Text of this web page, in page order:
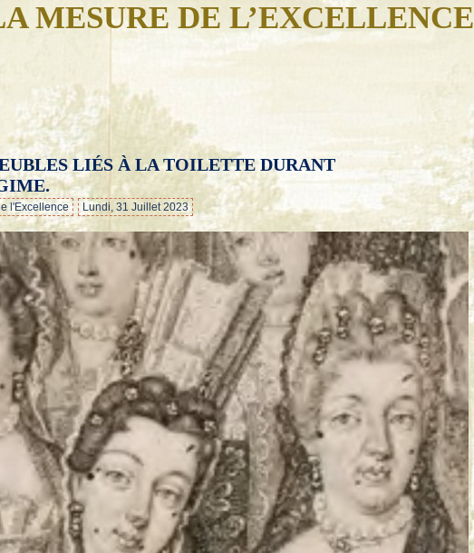
MESURE DE L’EXCELLENCE
…
LIÉS À LA TOILETTE DURANT
l'Excellence Lundi, 31 Juillet 2023